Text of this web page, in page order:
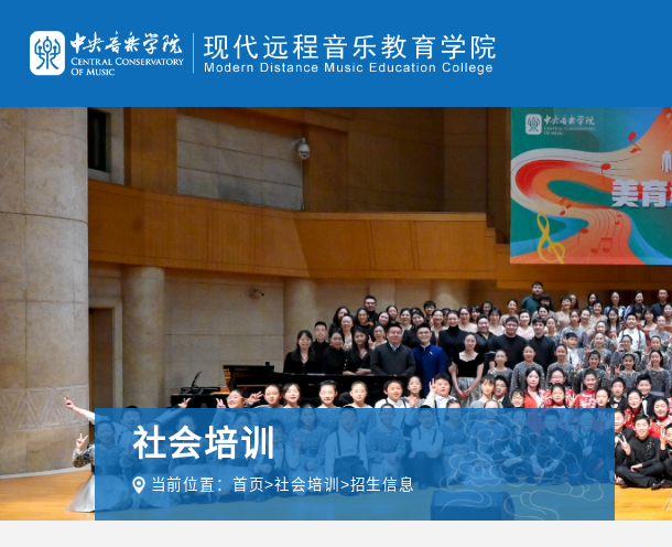
社会培训
当前位置：首页>社会培训 >招生信息